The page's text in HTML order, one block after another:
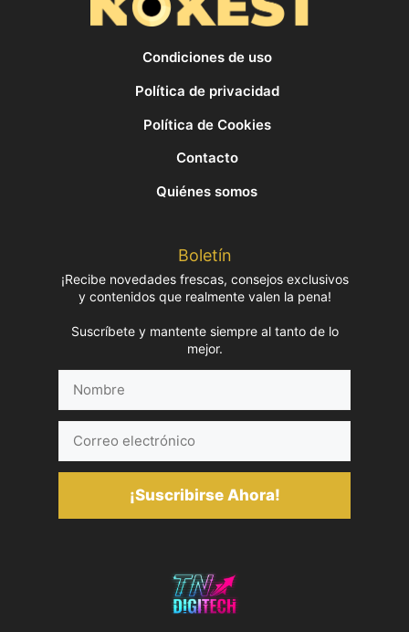
Condiciones de uso
Política de privacidad
Política de Cookies
Contacto
Quiénes somos
Boletín
¡Recibe novedades frescas, consejos exclusivos
y contenidos que realmente valen la pena!
Suscríbete y mantente siempre al tanto de lo
mejor.
electrónico
¡Suscribirse Ahora!